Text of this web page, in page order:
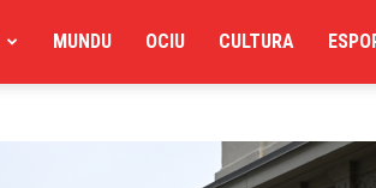
MUNDU OCIU CULTURA